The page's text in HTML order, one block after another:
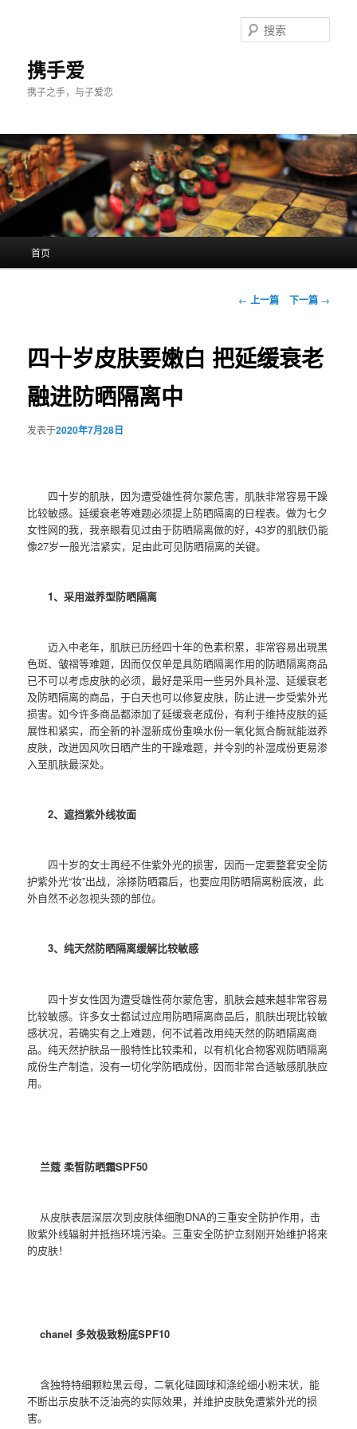
携手爱
携子之手，与子爱恋
索
首页
文
航
← 上一篇 下一篇 →
四十岁皮肤要嫩白 把延缓衰老
融进防晒隔离中
发表于2020年7月28日
四十岁的肌肤，因为遭受雄性荷尔蒙危害，肌肤非常容易干躁
比较敏感。延缓衰老等难题必须提上防晒隔离的日程表。做为七夕
女性网的我，我亲眼看见过由于防晒隔离做的好，43岁的肌肤仍能
像27岁一般光洁紧实，足由此可见防晒隔离的关键。
1、采用滋养型防晒隔离
迈入中老年，肌肤已历经四十年的色素积累，非常容易出現黑
色斑、皱褶等难题，因而仅仅单是具防晒隔离作用的防晒隔离商品
已不可以考虑皮肤的必须，最好是采用一些另外具补湿、延缓衰老
及防晒隔离的商品，于白天也可以修复皮肤，防止进一步受紫外光
损害。如今许多商品都添加了延缓衰老成份，有利于维持皮肤的延
展性和紧实，而全新的补湿新成份重唤水份一氧化氮合酶就能滋养
皮肤，改进因风吹日晒产生的干躁难题，并令别的补湿成份更易渗
入至肌肤最深处。
2、遮挡紫外线妆面
四十岁的女士再经不住紫外光的损害，因而一定要整套安全防
护紫外光“妆”出战，涂搽防晒霜后，也要应用防晒隔离粉底液，此
外自然不必忽视头颈的部位。
3、纯天然防晒隔离缓解比较敏感
四十岁女性因为遭受雄性荷尔蒙危害，肌肤会越来越非常容易
比较敏感。许多女士都试过应用防晒隔离商品后，肌肤出現比较敏
感状况，若确实有之上难题，何不试着改用纯天然的防晒隔离商
品。纯天然护肤品一般特性比较柔和，以有机化合物客观防晒隔离
成份生产制造，没有一切化学防晒成份，因而非常合适敏感肌肤应
用。
兰蔻 柔皙防晒霜SPF50
从皮肤表层深层次到皮肤体细胞DNA的三重安全防护作用，击
败紫外线辐射并抵挡环境污染。三重安全防护立刻刚开始维护将来
的皮肤！
chanel 多效极致粉底SPF10
含独特特细颗粒黑云母，二氧化硅圆球和涤纶细小粉末状，能
不断出示皮肤不泛油亮的实际效果，并维护皮肤免遭紫外光的损
害。